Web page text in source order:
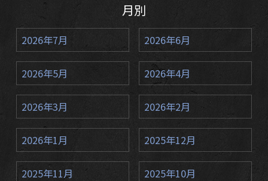
月別
2026年7月 2026年6月
2026年5月 2026年4月
2026年3月 2026年2月
2026年1月 2025年12月
2025年11月 2025年10月